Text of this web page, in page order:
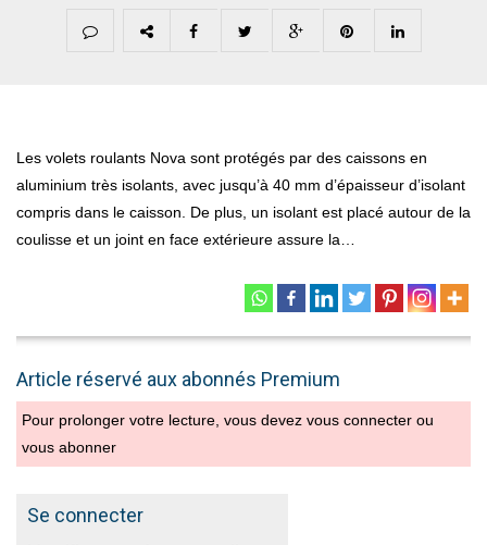
Les volets roulants Nova sont protégés par des caissons en
aluminium très isolants, avec jusqu’à 40 mm d’épaisseur d’isolant
compris dans le caisson. De plus, un isolant est placé autour de la
coulisse et un joint en face extérieure assure la…
Article réservé aux abonnés Premium
Pour prolonger votre lecture, vous devez vous connecter ou
vous abonner
Se connecter